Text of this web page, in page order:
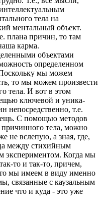
тела на
менталь­ный объект.
плана причин, то там
карма.
объектами
определенном
мы можем
то мы можем произвести
тела. И вот в этом
ключевой и уника­
непосредственно, т.е.
С помощью методов
причинного тела, можно
не вслепую, а зная, где,
между стихийным
эксперимен­том. Когда мы
то и так-то, причем,
мы имеем в виду именно
связанные с каузальным
что и куда - это уже